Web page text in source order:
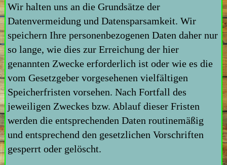
Wir halten uns an die Grundsätze der
Datenvermeidung und Datensparsamkeit. Wir
speichern Ihre personenbezogenen Daten daher nur
so lange, wie dies zur Erreichung der hier
genannten Zwecke erforderlich ist oder wie es die
vom Gesetzgeber vorgesehenen vielfältigen
Speicherfristen vorsehen. Nach Fortfall des
jeweiligen Zweckes bzw. Ablauf dieser Fristen
werden die entsprechenden Daten routinemäßig
und entsprechend den gesetzlichen Vorschriften
gesperrt oder gelöscht.